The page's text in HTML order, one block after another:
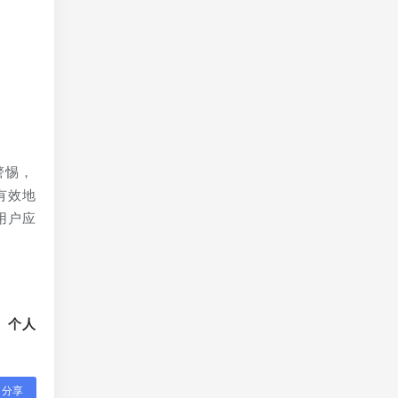
，
效地
户应
个人
分享